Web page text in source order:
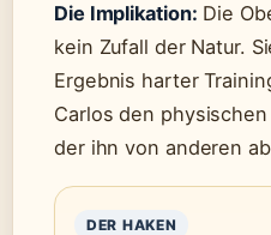
Die Implikation: Die
kein Zufall der Natur.
Ergebnis harter
Carlos den
der ihn von anderen
DER HAKEN